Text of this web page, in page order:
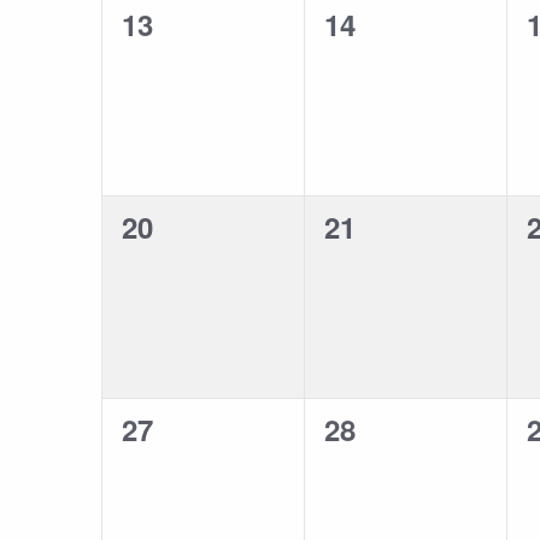
0
13
0
14
0
20
0
21
0
27
0
28